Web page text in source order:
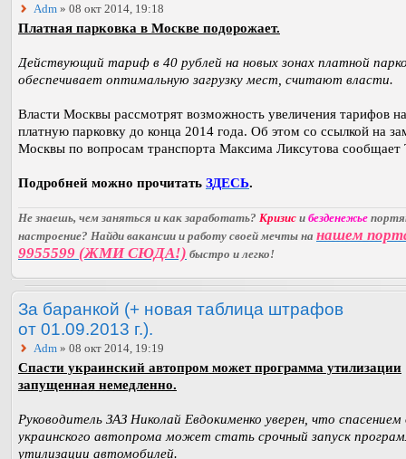
Adm » 08 окт 2014, 19:18
Платная парковка в Москве подорожает.
Действующий тариф в 40 рублей на новых зонах платной
обеспечивает оптимальную загрузку мест, считают власти.
Власти Москвы рассмотрят возможность увеличения тарифов на
платную парковку до конца 2014 года. Об этом со ссылкой на
Москвы по вопросам транспорта Максима Ликсутова
Подробней можно прочитать ЗДЕСЬ.
Не знаешь, чем заняться и как заработать? Кризис и безденежье
настроение? Найди вакансии и работу своей мечты на нашем
9955599 (ЖМИ СЮДА!) быстро и легко!
За баранкой (+ новая таблица штрафов
от 01.09.2013 г.).
Adm » 08 окт 2014, 19:19
Спасти украинский автопром может программа утилизации
запущенная немедленно.
Руководитель ЗАЗ Николай Евдокименко уверен, что спасением
украинского автопрома может стать срочный запуск
утилизации автомобилей.